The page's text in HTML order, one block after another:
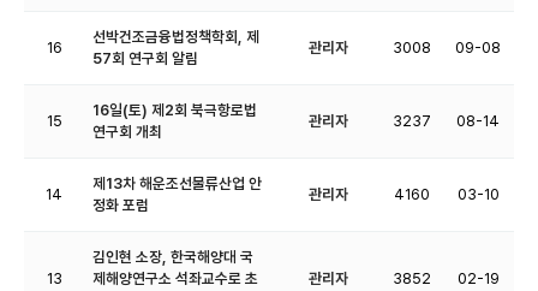
16
선박건조금융법정책학회, 제
57회 연구회 알림
관리자 3008 09-08
15
16일(토) 제2회 북극항로법
연구회 개최
관리자 3237 08-14
14
제13차 해운조선물류산업 안
정화 포럼
관리자 4160 03-10
13
김인현 소장, 한국해양대 국
제해양연구소 석좌교수로 초
관리자 3852 02-19